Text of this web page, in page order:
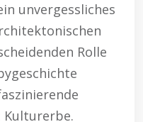
unvergessliches
Rolle
Kulturerbe.